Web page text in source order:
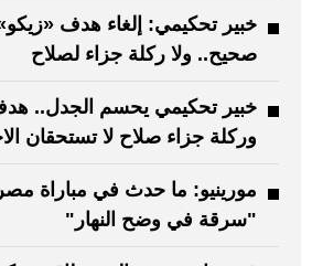
خبير تحكيمي: إلغاء هدف «زيكو»
صحيح.. ولا ركلة جزاء لصلاح
خبير تحكيمي يحسم الجدل..
وركلة جزاء صلاح لا تستحقان
مورينيو: ما حدث في مباراة مصر
"سرقة في وضح النهار"